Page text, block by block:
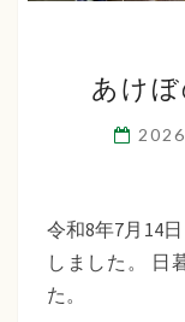
あけ
令和8年7月14
しました。 日
た。